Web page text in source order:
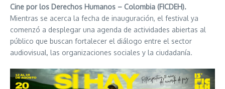
Cine por los Derechos Humanos – Colombia (FICDEH).
Mientras se acerca la fecha de inauguración, el festival ya
comenzó a desplegar una agenda de actividades abiertas al
público que buscan fortalecer el diálogo entre el sector
audiovisual, las organizaciones sociales y la ciudadanía.